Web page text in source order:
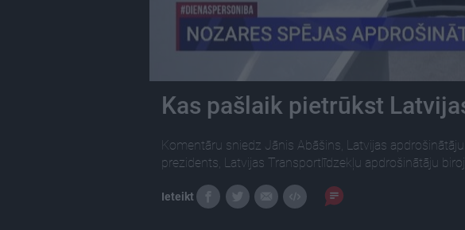
Kas pašlaik pietrūkst
Komentāru sniedz Jānis Abāšins, Latvijas
prezidents, Latvijas Transportlīdzekļu apdrošinātāju
Ieteikt